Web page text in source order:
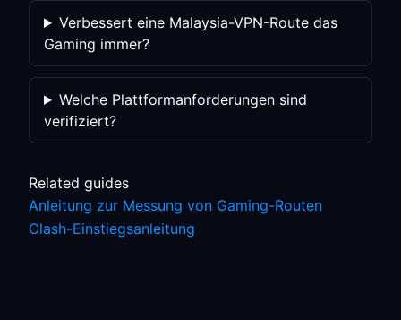
Verbessert eine Malaysia-VPN-Route das
Gaming immer?
Welche Plattformanforderungen sind
verifiziert?
Related guides
Anleitung zur Messung von Gaming-Routen
Clash-Einstiegsanleitung